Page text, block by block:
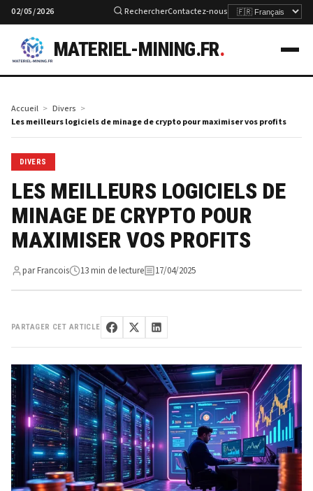
02/05/2026 RechercherContactez-nous
MATERIEL-MINING.FR.
Accueil
Divers
Les meilleurs logiciels de minage de crypto pour maximiser vos profits
DIVERS
LES MEILLEURS LOGICIELS DE
MINAGE DE CRYPTO POUR
MAXIMISER VOS PROFITS
par Francois 13 min de lecture 17/04/2025
PARTAGER CET ARTICLE